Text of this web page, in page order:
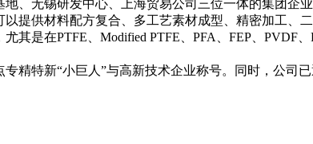
、无锡研发中心、上海贸易公司三位一体的集团企
提供材料配方复合、多工艺素材成型、精密加工、
是在PTFE、Modified PTFE、PFA、FEP、PVDF
特新“小巨人”与高新技术企业称号。同时，公司已